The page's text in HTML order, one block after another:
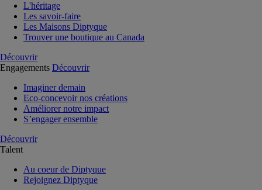
L'héritage
Les savoir-faire
Les Maisons Diptyque
Trouver une boutique au Canada
Découvrir
Engagements Découvrir
Imaginer demain
Eco-concevoir nos créations
Améliorer notre impact
S’engager ensemble
Découvrir
Talent
Au coeur de Diptyque
Rejoignez Diptyque